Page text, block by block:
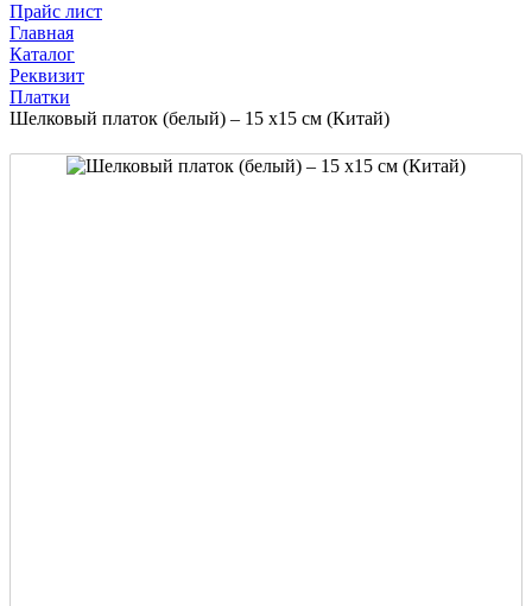
Прайс лист
Главная
Каталог
Реквизит
Платки
Шелковый платок (белый) – 15 х15 см (Китай)